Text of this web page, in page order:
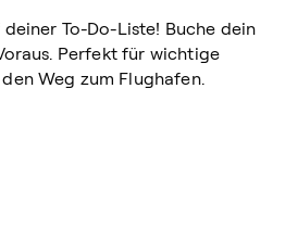
To-Do-Liste! Buche dein
Perfekt für wichtige
Weg zum Flughafen.